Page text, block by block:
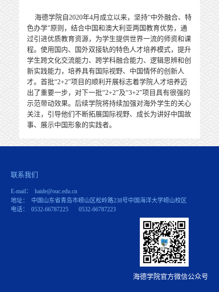
海德学院自2020年4月成立以来，坚持“中外融合、特
色办学”原则，结合中国和澳大利亚两国教育优势，通
过引进优质教育资源，为学生提供世界一流的师资和课
程。使用国内、国外双接轨的特色人才培养模式，提升
学生跨文化交流能力、跨学科融合能力、逻辑思辨和创
新实践能力，培养具有国际视野、中国情怀的创新人
才。首批“2+2”项目的顺利开展标志着学院人才培养迈
出了重要一步，对下一批“2+2”及“3+2”项目具有很强的
示范带动效果。后续学院将持续加强对海外学生的关心
关注，引导他们不断拓展国际视野、成长为讲好中国故
事、展示中国形象的实践者。
联系我们
E-mail： haide@ouc.edu.cn
地址： 中国山东省青岛市崂山区松岭路238号中国海洋大学崂山校区
电话： 0532-66787225 0532-66787223
海德学院官方微信公众号